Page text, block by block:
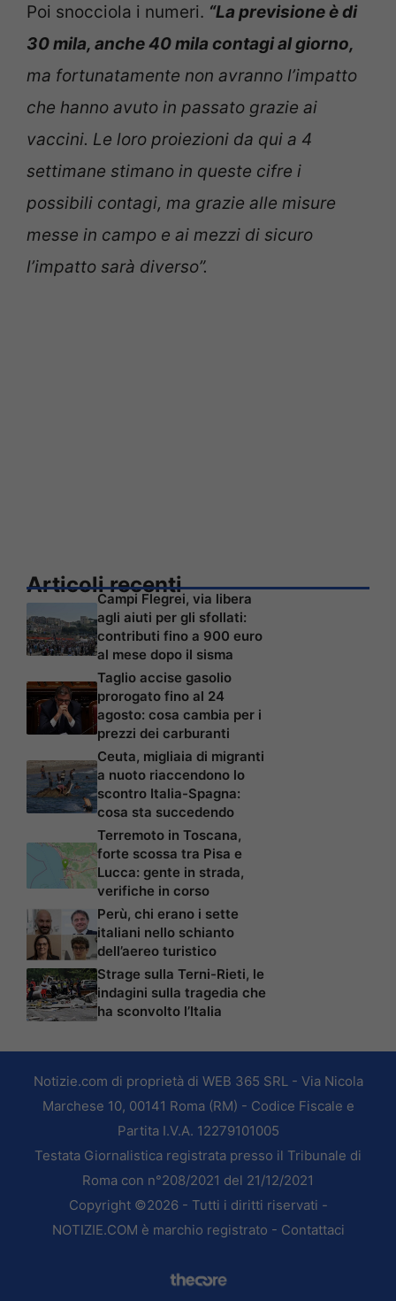
Poi snocciola i numeri. “La previsione è di
30 mila, anche 40 mila contagi al giorno,
ma fortunatamente non avranno l’impatto
che hanno avuto in passato grazie ai
vaccini. Le loro proiezioni da qui a 4
settimane stimano in queste cifre i
possibili contagi, ma grazie alle misure
messe in campo e ai mezzi di sicuro
l’impatto sarà diverso”.
Articoli recenti
Campi Flegrei, via libera
agli aiuti per gli sfollati:
contributi fino a 900 euro
al mese dopo il sisma
Taglio accise gasolio
prorogato fino al 24
agosto: cosa cambia per i
prezzi dei carburanti
Ceuta, migliaia di migranti
a nuoto riaccendono lo
scontro Italia-Spagna:
cosa sta succedendo
Terremoto in Toscana,
forte scossa tra Pisa e
Lucca: gente in strada,
verifiche in corso
Perù, chi erano i sette
italiani nello schianto
dell’aereo turistico
Strage sulla Terni-Rieti, le
indagini sulla tragedia che
ha sconvolto l’Italia
Notizie.com di proprietà di WEB 365 SRL - Via Nicola
Marchese 10, 00141 Roma (RM) - Codice Fiscale e
Partita I.V.A. 12279101005
Testata Giornalistica registrata presso il Tribunale di
Roma con n°208/2021 del 21/12/2021
Copyright ©2026 - Tutti i diritti riservati -
NOTIZIE.COM è marchio registrato - Contattaci